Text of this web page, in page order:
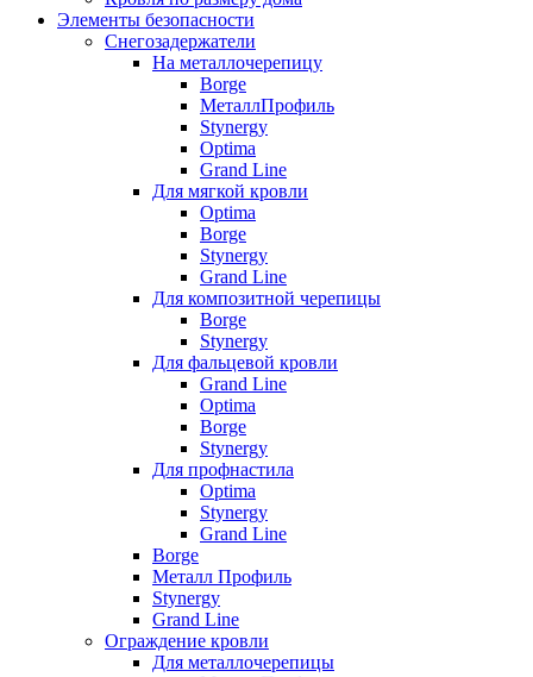
Элементы безопасности
Снегозадержатели
На металлочерепицу
Borge
МеталлПрофиль
Stynergy
Optima
Grand Line
Для мягкой кровли
Optima
Borge
Stynergy
Grand Line
Для композитной черепицы
Borge
Stynergy
Для фальцевой кровли
Grand Line
Optima
Borge
Stynergy
Для профнастила
Optima
Stynergy
Grand Line
Borge
Металл Профиль
Stynergy
Grand Line
Ограждение кровли
Для металлочерепицы